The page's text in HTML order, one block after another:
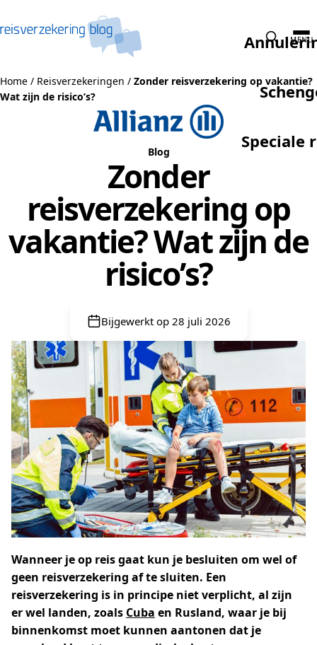
Speciale
MENU
Home / Reisverzekeringen / Zonder reisverzekering op vakantie?
Wat zijn de risico’s?
Blog
Zonder
reisverzekering op
vakantie? Wat zijn de
risico’s?
Bijgewerkt op 28 juli 2026
Wanneer je op reis gaat kun je besluiten om wel of
geen reisverzekering af te sluiten. Een
reisverzekering is in principe niet verplicht, al zijn
er wel landen, zoals Cuba en Rusland, waar je bij
binnenkomst moet kunnen aantonen dat je